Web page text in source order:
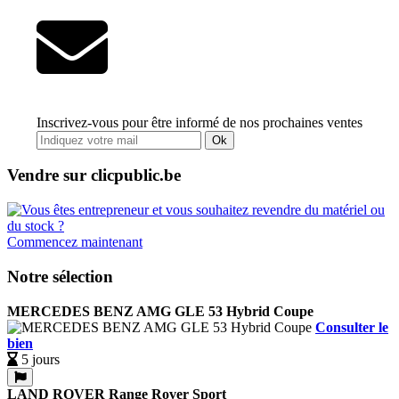
Inscrivez-vous pour être informé de nos prochaines ventes
Ok
Vendre sur clicpublic.be
Commencez maintenant
Notre sélection
MERCEDES BENZ AMG GLE 53 Hybrid Coupe
Consulter le
bien
5 jours
LAND ROVER Range Rover Sport